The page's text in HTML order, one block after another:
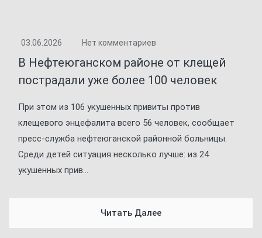
03.06.2026 Нет комментариев
В Нефтеюганском районе от клещей
пострадали уже более 100 человек
При этом из 106 укушенных привиты против
клещевого энцефалита всего 56 человек, сообщает
пресс-служба нефтеюганской районной больницы.
Среди детей ситуация несколько лучше: из 24
укушенных прив...
Читать Далее